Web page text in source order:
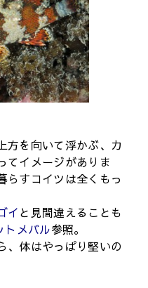
方を向いて浮かぶ、カ
てイメージがありま
らすコイツは全くもっ
イと見間違えることも
トメバル参照。
、体はやっぱり堅いの